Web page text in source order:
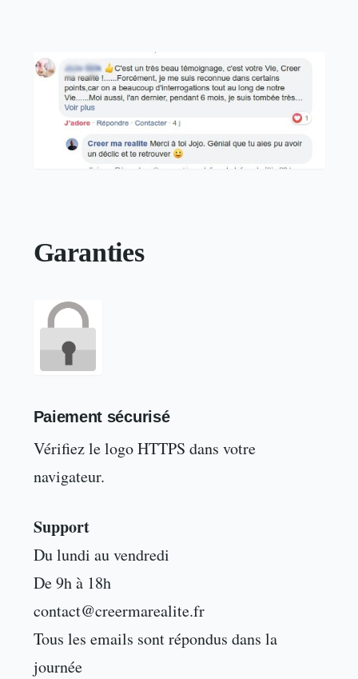
Garanties
Paiement sécurisé
Vérifiez le logo HTTPS dans votre
navigateur.
Support
Du lundi au vendredi
De 9h à 18h
contact@creermarealite.fr
Tous les emails sont répondus dans la
journée